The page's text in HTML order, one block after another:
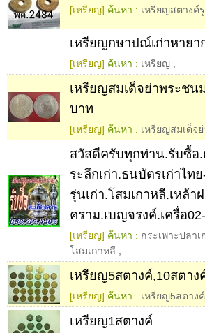
[เหรียญ] ค้นหา : เหรียญสตางค์รู
เหรียญกษาปณ์เก่าหายา
[เหรียญ] ค้นหา : เหรียญ
เหรียญสมเด็จย่าพระชน
บาท
[เหรียญ] ค้นหา : เหรียญสมเด็จ
สวัสดีครับทุกท่าน.รับซื้อ.
ระลึกเก่า.ธนบัตรเก่าไท
รุ่นเก่า.โสมเกาหลี.เหล้า
คราม.เบญจรงค์.เครื่อ
[เหรียญ] ค้นหา : กระเพาะปลาเ
โสมเกาหลี
เหรียญ5สตางค์,10สตาง
[เหรียญ] ค้นหา : เหรียญ5สตางค์
เหรียญ1สตางค์